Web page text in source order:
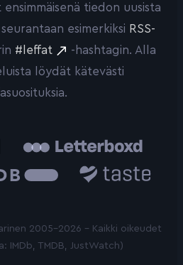
tiedon uusista
esimerkiksi RSS-
#leffat
-hashtagin. Alla
löydät kätevästi
2005-2026 - Kaikki oikeudet
IMDb, TMDB, JustWatch)